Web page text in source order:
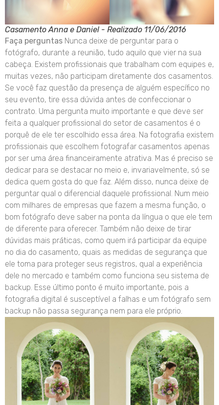
Casamento Anna e Daniel - Realizado 11/06/2016
Faça perguntas Nunca deixe de perguntar para o
fotógrafo, durante a reunião, tudo aquilo que vier na sua
cabeça. Existem profissionais que trabalham com equipes e,
muitas vezes, não participam diretamente dos casamentos.
Se você faz questão da presença de alguém específico no
seu evento, tire essa dúvida antes de confeccionar o
contrato. Uma pergunta muito importante e que deve ser
feita a qualquer profissional do setor de casamentos é o
porquê de ele ter escolhido essa área. Na fotografia existem
profissionais que escolhem fotografar casamentos apenas
por ser uma área financeiramente atrativa. Mas é preciso se
dedicar para se destacar no meio e, invariavelmente, só se
dedica quem gosta do que faz. Além disso, nunca deixe de
perguntar qual o diferencial daquele profissional. Num meio
com milhares de empresas que fazem a mesma função, o
bom fotógrafo deve saber na ponta da língua o que ele tem
de diferente para oferecer. Também não deixe de tirar
dúvidas mais práticas, como quem irá participar da equipe
no dia do casamento, quais as medidas de segurança que
ele toma para proteger seus registros, qual a experiência
dele no mercado e também como funciona seu sistema de
backup. Esse último ponto é muito importante, pois a
fotografia digital é susceptível a falhas e um fotógrafo sem
backup não passa segurança nem para ele próprio.